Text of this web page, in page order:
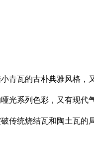
青瓦的古朴典雅风格，
光系列色彩，又有现代
传统烧结瓦和陶土瓦